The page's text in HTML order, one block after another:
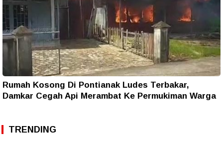
Rumah Kosong Di Pontianak Ludes Terbakar,
Damkar Cegah Api Merambat Ke Permukiman Warga
TRENDING